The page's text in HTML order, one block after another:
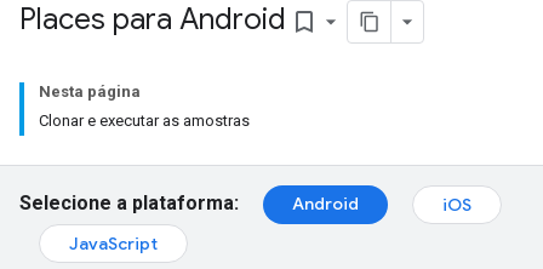
Places para Android bookmark_border
Nesta página
Clonar e executar as amostras
Selecione a plataforma: Android
iOS
JavaScript